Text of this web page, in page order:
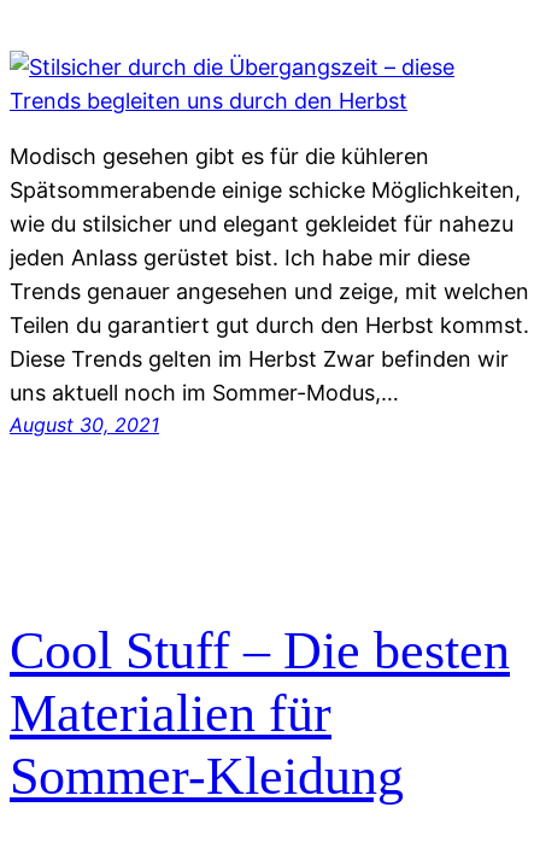
Modisch gesehen gibt es für die kühleren
Spätsommerabende einige schicke Möglichkeiten,
wie du stilsicher und elegant gekleidet für nahezu
jeden Anlass gerüstet bist. Ich habe mir diese
Trends genauer angesehen und zeige, mit welchen
Teilen du garantiert gut durch den Herbst kommst.
Diese Trends gelten im Herbst Zwar befinden wir
uns aktuell noch im Sommer-Modus,…
August 30, 2021
Cool Stuff – Die besten
Materialien für
Sommer-Kleidung